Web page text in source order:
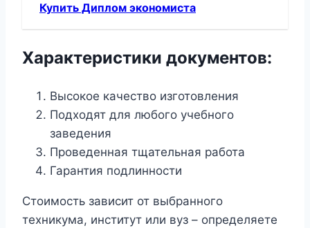
Купить Диплом экономиста
Характеристики документов:
Высокое качество изготовления
Подходят для любого учебного
заведения
Проведенная тщательная работа
Гарантия подлинности
Стоимость зависит от выбранного
техникума, институт или вуз – определяете